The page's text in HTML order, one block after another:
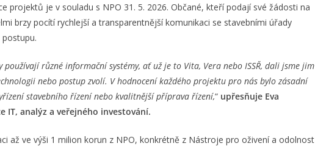
projektů je v souladu s NPO 31. 5. 2026. Občané, kteří podají své žádosti na
brzy pocítí rychlejší a transparentnější komunikaci se stavebními úřady
používají různé informační systémy, ať už je to Vita, Vera nebo ISSŘ, dali jsme jim
nebo postup zvolí. V hodnocení každého projektu pro nás bylo zásadní
stavebního řízení nebo kvalitnější příprava řízení,“ upřesňuje Eva
IT, analýz a veřejného investování.
až ve výši 1 milion korun z NPO, konkrétně z Nástroje pro oživení a odolnost